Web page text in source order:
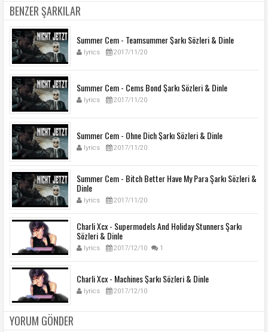
BENZER ŞARKILAR
Summer Cem - Teamsummer Şarkı Sözleri & Dinle
lyrics 2017/11/20
Summer Cem - Cems Bond Şarkı Sözleri & Dinle
lyrics 2017/11/20
Summer Cem - Ohne Dich Şarkı Sözleri & Dinle
lyrics 2017/11/20
Summer Cem - Bitch Better Have My Para Şarkı Sözleri &
Dinle
lyrics 2017/11/20
Charli Xcx - Supermodels And Holiday Stunners Şarkı
Sözleri & Dinle
lyrics 2017/12/10 1
Charli Xcx - Machines Şarkı Sözleri & Dinle
lyrics 2017/12/10
YORUM GÖNDER